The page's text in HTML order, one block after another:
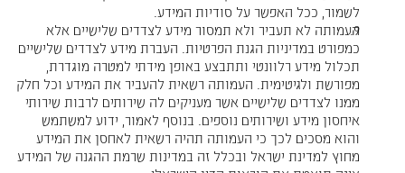
לשמור, ככל האפשר על סודיות המידע.
העמותה לא תעביר ולא תמסור מידע לצדדים שלישיים אלא
כמפורט במדיניות הגנת הפרטיות. העברת מידע לצדדים שלישיים
תכלול מידע רלוונטי ותתבצע באופן מידתי למטרה מוגדרת,
מפורשת ולגיטימית. העמותה רשאית להעביר את המידע וכל חלק
ממנו לצדדים שלישיים אשר מעניקים לה שירותים לרבות שירותי
איחסון מידע ושירותים נוספים. בנוסף לאמור, ידוע למשתמש
והוא מסכים לכך כי העמותה תהיה רשאית לאחסן את המידע
מחוץ למדינת ישראל ובכלל זה במדינות שרמת ההגנה של המידע